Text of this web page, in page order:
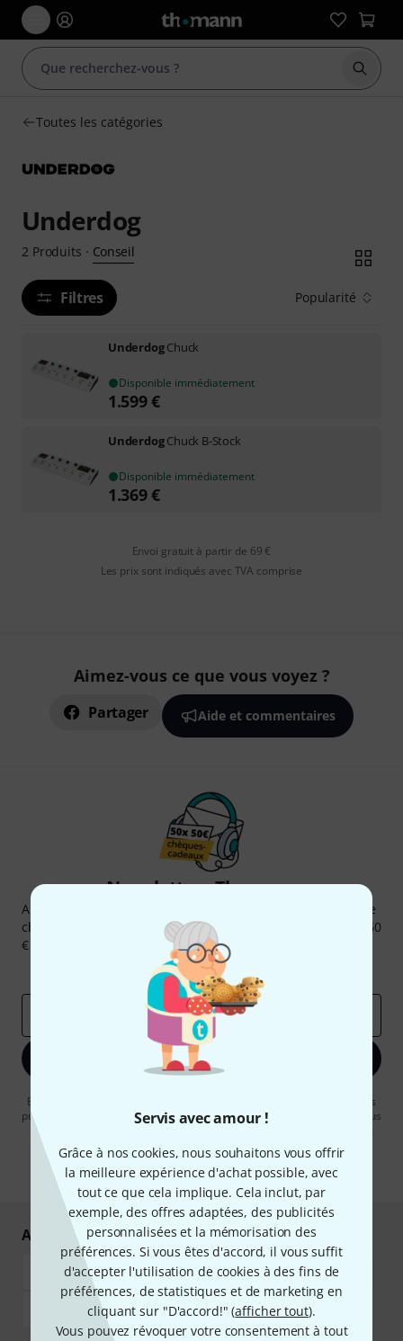
Servis avec amour !
Grâce à nos cookies, nous souhaitons vous offrir
la meilleure expérience d'achat possible, avec
tout ce que cela implique. Cela inclut, par
exemple, des offres adaptées, des publicités
personnalisées et la mémorisation des
préférences. Si vous êtes d'accord, il vous suffit
d'accepter l'utilisation de cookies à des fins de
préférences, de statistiques et de marketing en
cliquant sur "D'accord!" (afficher tout).
Vous pouvez révoquer votre consentement à tout
Toutes les catégories
Underdog
2 Produits · Conseil
Filtres Popularité
UnderdogChuck
Disponible immédiatement
1.599€
UnderdogChuck B-Stock
Disponible immédiatement
1.369€
Envoi gratuit à partir de 69 €
Les prix sont indiqués avec TVA comprise
Aimez-vous ce que vous voyez ?
Partager Aide et commentaires
Newsletters Thomann
Abonnez-vous à la newsletter Thomann et, avec un peu de
chance, gagnez l'un des 50 bons d'achat d'une valeur de 50
€ chacun!
Articles inspirants
Deals
S'inscrire maintenant
En cliquant sur "S'inscrire maintenant", vous acceptez de recevoir des
publicités par e-mail. La désinscription est possible à tout moment. Vous
pouvez trouver plus d'informations à ce sujet dans notre
.
* Requis
Achetez et payez en toute sécurité